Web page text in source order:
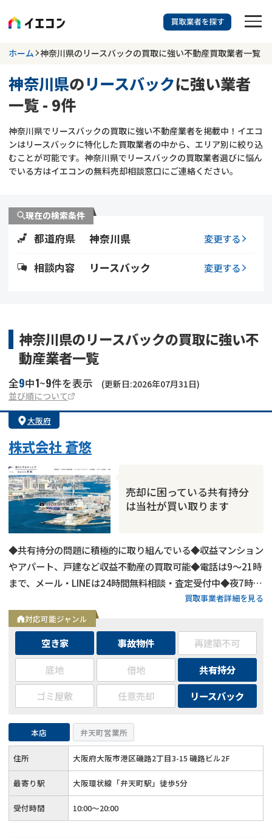
訳あり物件に強い業者を探す
神奈川県 リースバック
更新日 :2026年07月31日
業者を探す
空き家
再建築不可 底地
ゴミ屋敷
リースバック
不動産コラム
不動産売却 再建築不可物件
訳あり不動産
土地売却
借地 不動産リースバック
任意売却
アンケート調査
ホーム 神奈川県のリースバックの買取に強い不動産買取業者一覧
神奈川県のリースバックに強い業者
一覧 - 9件
神奈川県でリースバックの買取に強い不動産業者を掲載中！イエコ
ンはリースバックに特化した買取業者の中から、エリア別に絞り込
むことが可能です。神奈川県でリースバックの買取業者選びに悩ん
でいる方はイエコンの無料売却相談窓口にご連絡ください。
現在の検索条件
都道府県 神奈川県 変更する
相談内容 リースバック 変更する
神奈川県のリースバックの買取に強い不
動産業者一覧
全9中1~9件を表示
(更新日:2026年07月31日)
並び順について
大阪府
株式会社 蒼悠
売却に困っている共有持分
は当社が買い取ります
◆共有持分の問題に積極的に取り組んでいる◆収益マンション
やアパート、戸建など収益不動産の買取可能◆電話は9～21時
まで、メール・LINEは24時間無料相談・査定受付中◆夜7時以
買取事業者詳細を見る
対応可能ジャンル
空き家 事故物件
再建築不可
底地
借地
共有持分
ゴミ屋敷
任意売却 リースバック
本店 弁天町営業所
住所 大阪府大阪市港区磯路2丁目3-15 磯路ビル2F
最寄り駅 大阪環状線「弁天町駅」徒歩5分
受付時間 10:00～20:00